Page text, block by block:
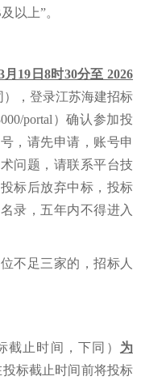
以上”。
月19日8时30分至 2026
， 登录江苏海建招标
portal）确认参加投
，请先申请，账号申
问题，请联系平台技
标后放弃中标，投标
录，五年内不得进入
不足三家的，招标人
截止时间，下同） 为
投标截止时间前将投标